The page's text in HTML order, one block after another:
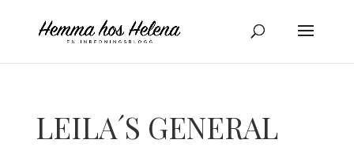
LEILA´S GENERAL